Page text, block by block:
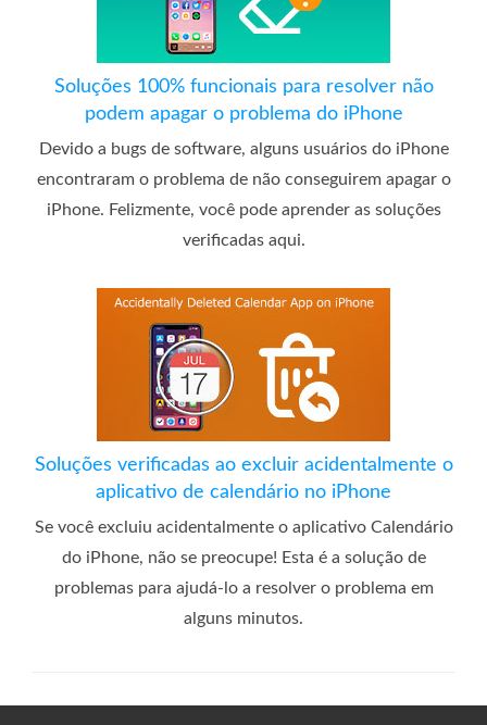
Soluções 100% funcionais para resolver não
podem apagar o problema do iPhone
Devido a bugs de software, alguns usuários do iPhone
encontraram o problema de não conseguirem apagar o
iPhone. Felizmente, você pode aprender as soluções
verificadas aqui.
Soluções verificadas ao excluir acidentalmente o
aplicativo de calendário no iPhone
Se você excluiu acidentalmente o aplicativo Calendário
do iPhone, não se preocupe! Esta é a solução de
problemas para ajudá-lo a resolver o problema em
alguns minutos.